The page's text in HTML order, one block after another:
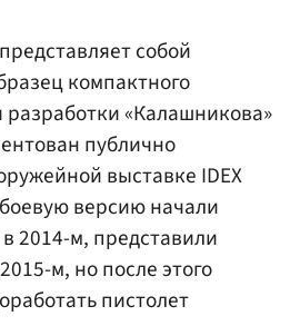
собой
компактного
разработки «Калашникова»
публично
выставке IDEX
версию начали
2014-м, представили
м, но после этого
пистолет